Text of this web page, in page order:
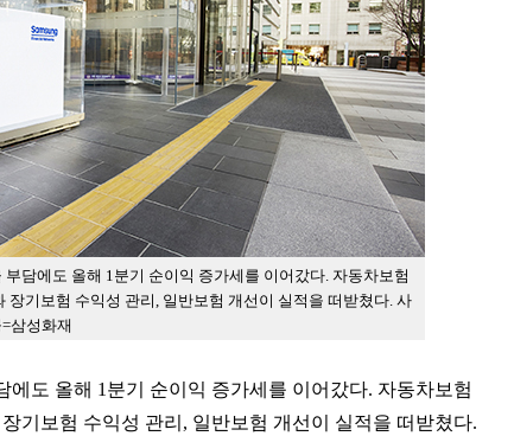
담에도 올해 1분기 순이익 증가세를 이어갔다. 자동차보험
장기보험 수익성 관리, 일반보험 개선이 실적을 떠받쳤다. 사
삼성화재
도 올해 1분기 순이익 증가세를 이어갔다. 자동차보험
기보험 수익성 관리, 일반보험 개선이 실적을 떠받쳤다.